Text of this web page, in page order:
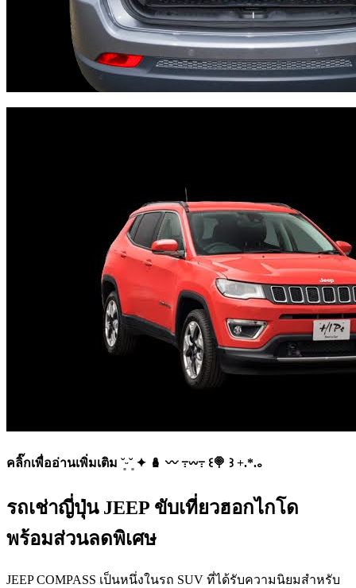
คลิ๊กเพื่ออ่านเพิ่มเติม ˘͈ᵕ˘͈ ✦ 🪆 〰️ ߹𖥦߹ ꒰🍭 ꒱ +.*.｡
รถเช่าญี่ปุ่น JEEP ขับเที่ยวฮอกไกโด
พร้อมส่วนลดพิเศษ
JEEP COMPASS เป็นหนึ่งในรถ SUV ที่ได้รับความนิยมสำหรับ